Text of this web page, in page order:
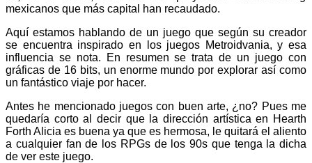
mexicanos que más capital han recaudado.
Aquí estamos hablando de un juego que según su creador
se encuentra inspirado en los juegos Metroidvania, y esa
influencia se nota. En resumen se trata de un juego con
gráficas de 16 bits, un enorme mundo por explorar así como
un fantástico viaje por hacer.
Antes he mencionado juegos con buen arte, ¿no? Pues me
quedaría corto al decir que la dirección artística en Hearth
Forth Alicia es buena ya que es hermosa, le quitará el aliento
a cualquier fan de los RPGs de los 90s que tenga la dicha
de ver este juego.